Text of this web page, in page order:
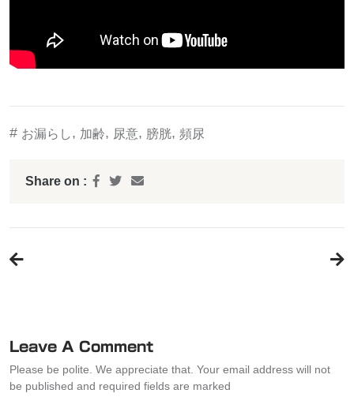
# お漏らし, 加齢, 尿意, 膀胱, 頻尿
Share on :
稿
ー
ョ
Leave A Comment
Please be polite. We appreciate that. Your email address will not
be published and required fields are marked